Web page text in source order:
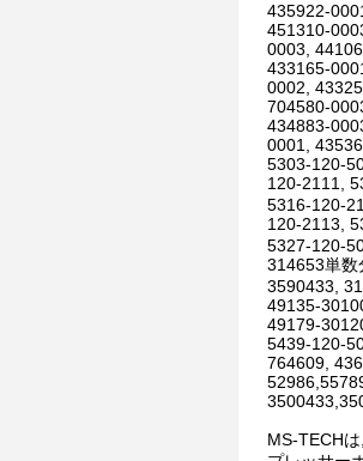
435922-
451310-
0003,
433165-
0002,
704580-
434883-
0001,
5303-120-
120-2111,
5316-120-
120-2113,
5327-120-
314653単数
3590433,
49135-
49179-
5439-120-
764609,
MS-TECH